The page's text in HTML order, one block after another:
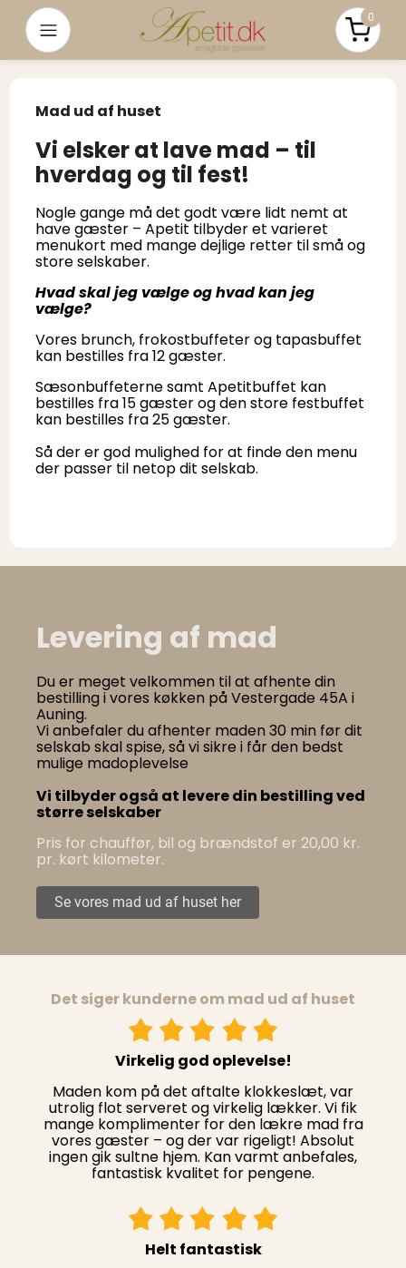
Menu Pris i
0
Mad ud af huset
Vi elsker at lave mad – til
hverdag og til fest!
Nogle gange må det godt være lidt nemt at
have gæster – Apetit tilbyder et varieret
menukort med mange dejlige retter til små og
store selskaber.
Hvad skal jeg vælge og hvad kan jeg
vælge?
Vores brunch, frokostbuffeter og tapasbuffet
kan bestilles fra 12 gæster.
Sæsonbuffeterne samt Apetitbuffet kan
bestilles fra 15 gæster og den store festbuffet
kan bestilles fra 25 gæster.
Så der er god mulighed for at finde den menu
der passer til netop dit selskab.
Levering af mad
Du er meget velkommen til at afhente din
bestilling i vores køkken på Vestergade 45A i
Auning.
Vi anbefaler du afhenter maden 30 min før dit
selskab skal spise, så vi sikre i får den bedst
mulige madoplevelse
Vi tilbyder også at levere din bestilling ved
større selskaber
Pris for chauffør, bil og brændstof er 20,00 kr.
pr. kørt kilometer.
Se vores mad ud af huset her
Det siger kunderne om mad ud af huset
Virkelig god oplevelse!
Maden kom på det aftalte klokkeslæt, var
utrolig flot serveret og virkelig lækker. Vi fik
mange komplimenter for den lækre mad fra
vores gæster – og der var rigeligt! Absolut
ingen gik sultne hjem. Kan varmt anbefales,
fantastisk kvalitet for pengene.
Helt fantastisk